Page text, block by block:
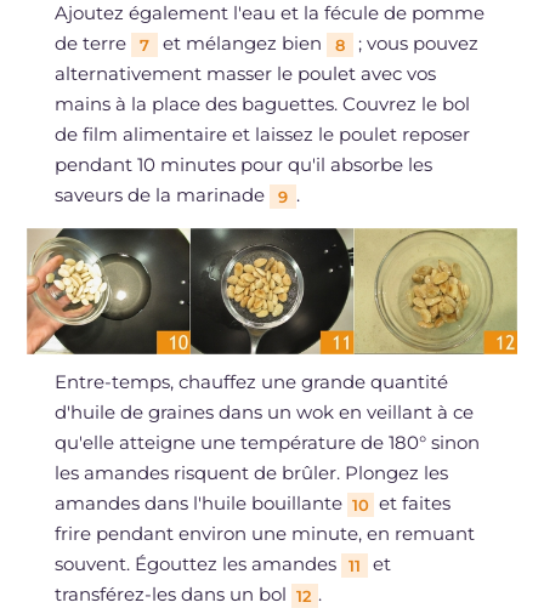
Ajoutez également l'eau et la fécule de pomme
de terre
7 et mélangez bien 8
; vous pouvez
alternativement masser le poulet avec vos
mains à la place des baguettes. Couvrez le bol
de film alimentaire et laissez le poulet reposer
pendant 10 minutes pour qu'il absorbe les
saveurs de la marinade
9 .
Entre-temps, chauffez une grande quantité
d'huile de graines dans un wok en veillant à ce
qu'elle atteigne une température de 180° sinon
les amandes risquent de brûler. Plongez les
amandes dans l'huile bouillante 10 et faites
frire pendant environ une minute, en remuant
souvent. Égouttez les amandes
11
et
transférez-les dans un bol 12 .